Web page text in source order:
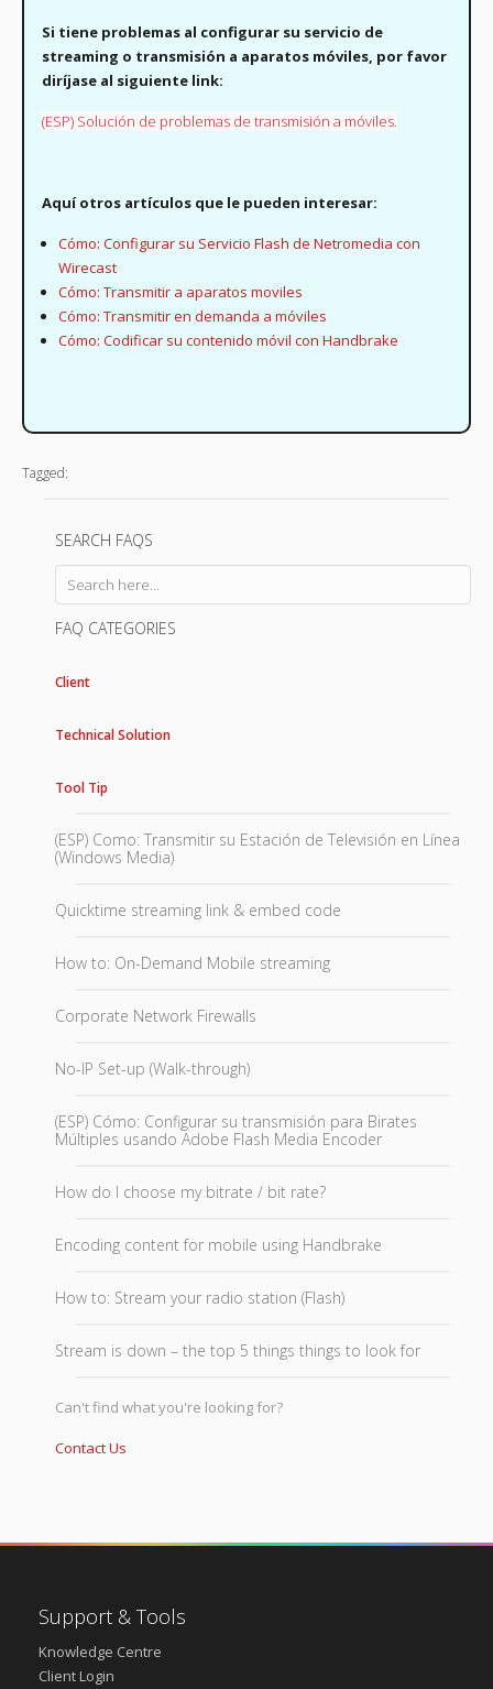
Si tiene problemas al configurar su servicio de
streaming o transmisión a aparatos móviles, por favor
diríjase al siguiente link:
(ESP) Solución de problemas de transmisión a móviles.
Aquí otros artículos que le pueden interesar:
Cómo: Configurar su Servicio Flash de Netromedia con
Wirecast
Cómo: Transmitir a aparatos moviles
Cómo: Transmitir en demanda a móviles
Cómo: Codificar su contenido móvil con Handbrake
Tagged:
SEARCH FAQS
FAQ CATEGORIES
Client
Technical Solution
Tool Tip
(ESP) Como: Transmitir su Estación de Televisión en Línea
(Windows Media)
Quicktime streaming link & embed code
How to: On-Demand Mobile streaming
Corporate Network Firewalls
No-IP Set-up (Walk-through)
(ESP) Cómo: Configurar su transmisión para Birates
Múltiples usando Adobe Flash Media Encoder
How do I choose my bitrate / bit rate?
Encoding content for mobile using Handbrake
How to: Stream your radio station (Flash)
Stream is down – the top 5 things things to look for
Can't find what you're looking for?
Contact Us
Support & Tools
Knowledge Centre
Client Login